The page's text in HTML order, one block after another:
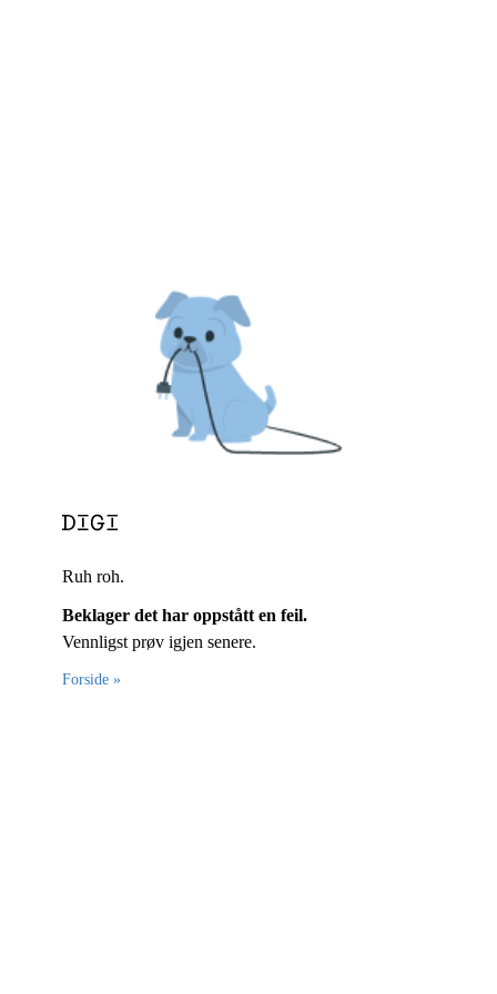
Ruh roh.
Beklager det har oppstått en feil.
Vennligst prøv igjen senere.
Forside »